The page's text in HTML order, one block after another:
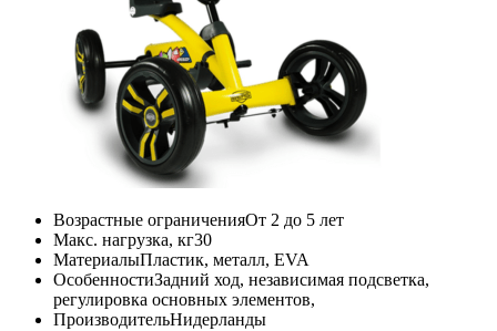
Возрастные ограниченияОт 2 до 5 лет
Макс. нагрузка, кг30
МатериалыПластик, металл, EVA
ОсобенностиЗадний ход, независимая подсветка,
регулировка основных элементов,
ПроизводительНидерланды